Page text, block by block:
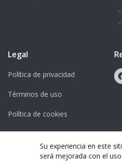
Legal
Política de privacidad
Términos de uso
Política de cookies
Licencias
Su experiencia en este
será mejorada con el